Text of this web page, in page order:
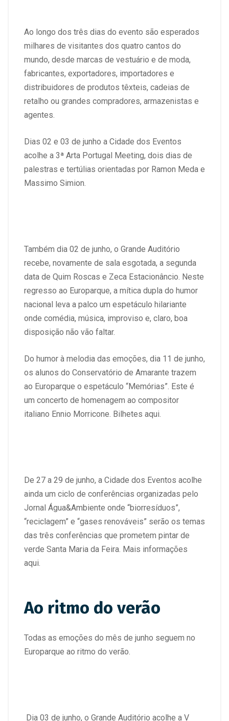
Ao longo dos três dias do evento são esperados
milhares de visitantes dos quatro cantos do
mundo, desde marcas de vestuário e de moda,
fabricantes, exportadores, importadores e
distribuidores de produtos têxteis, cadeias de
retalho ou grandes compradores, armazenistas e
agentes.
Dias 02 e 03 de junho a Cidade dos Eventos
acolhe a 3ª Arta Portugal Meeting, dois dias de
palestras e tertúlias orientadas por Ramon Meda e
Massimo Simion.
Também dia 02 de junho, o Grande Auditório
recebe, novamente de sala esgotada, a segunda
data de Quim Roscas e Zeca Estacionâncio. Neste
regresso ao Europarque, a mítica dupla do humor
nacional leva a palco um espetáculo hilariante
onde comédia, música, improviso e, claro, boa
disposição não vão faltar.
Do humor à melodia das emoções, dia 11 de junho,
os alunos do Conservatório de Amarante trazem
ao Europarque o espetáculo “Memórias”. Este é
um concerto de homenagem ao compositor
italiano Ennio Morricone. Bilhetes aqui.
De 27 a 29 de junho, a Cidade dos Eventos acolhe
ainda um ciclo de conferências organizadas pelo
Jornal Água&Ambiente onde “biorresíduos”,
“reciclagem” e “gases renováveis” serão os temas
das três conferências que prometem pintar de
verde Santa Maria da Feira. Mais informações
aqui
Ao ritmo do verão
Todas as emoções do mês de junho seguem no
Europarque ao ritmo do verão.
Dia 03 de junho, o Grande Auditório acolhe a V